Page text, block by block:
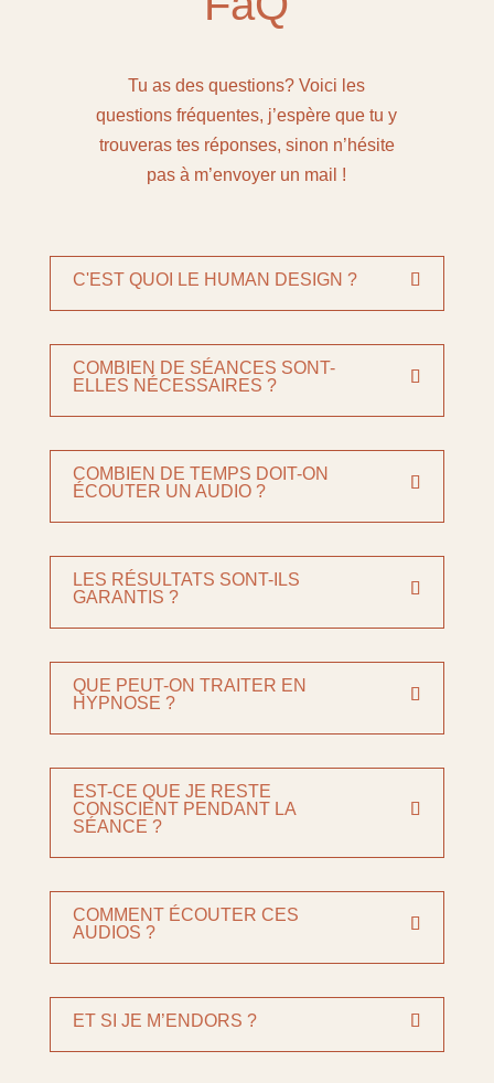
Tu as des questions? Voici les
questions fréquentes, j’espère que tu y
trouveras tes réponses, sinon n’hésite
pas à m’envoyer un mail !
C'EST QUOI LE HUMAN DESIGN ?
COMBIEN DE SÉANCES SONT-
ELLES NÉCESSAIRES ?
COMBIEN DE TEMPS DOIT-ON
ÉCOUTER UN AUDIO ?
LES RÉSULTATS SONT-ILS
GARANTIS ?
QUE PEUT-ON TRAITER EN
HYPNOSE ?
EST-CE QUE JE RESTE
CONSCIENT PENDANT LA
SÉANCE ?
COMMENT ÉCOUTER CES
AUDIOS ?
ET SI JE M’ENDORS ?